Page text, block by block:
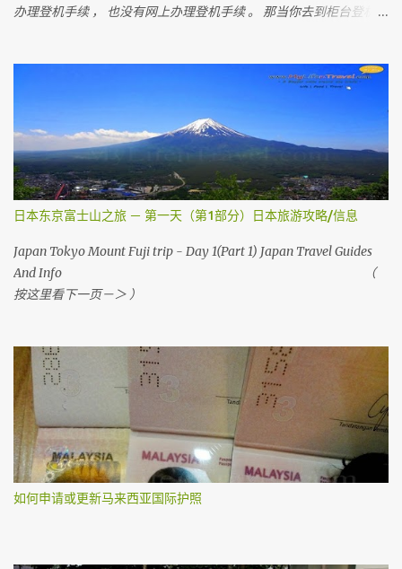
办理登机手续 ， 也没有网上办理登机手续 。 那当你去到柜台登机时
间前四小时网上办理登机手续 。四小时后 ，就需要到机场自助登机
佛，槟城等等前，在1个小时前还可以网上办理登机手续。 （
Airasia 会任何时刻会有变动 ， 请上网检查 ） 首先，去 亚洲航空网
站 。 然后你会看到 Web Check in ， 按它
日本东京富士山之旅 － 第一天（第1部分）日本旅游攻略/信息
Japan Tokyo Mount Fuji trip - Day 1(Part 1) Japan Travel Guides
And Info （
按这里看下一页－＞ ）
如何申请或更新马来西亚国际护照